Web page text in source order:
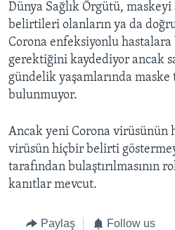
Dünya Sağlık Örgütü,
belirtileri olanların ya da
Corona enfeksiyonlu hastalara
gerektiğini kaydediyor ancak
gündelik yaşamlarında maske
bulunmuyor.
Ancak yeni Corona virüsünün
virüsün hiçbir belirti
tarafından bulaştırılmasının
kanıtlar mevcut.
Paylaş Follow us